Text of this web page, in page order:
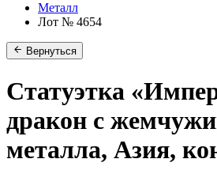
Металл
Лот № 4654
Вернуться
Статуэтка
дракон с
металла, Азия,